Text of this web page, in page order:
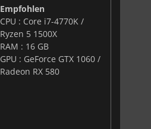
Empfohlen
CPU : Core i7-4770K /
Ryzen 5 1500X
RAM : 16 GB
GPU : GeForce GTX 1060 /
Radeon RX 580